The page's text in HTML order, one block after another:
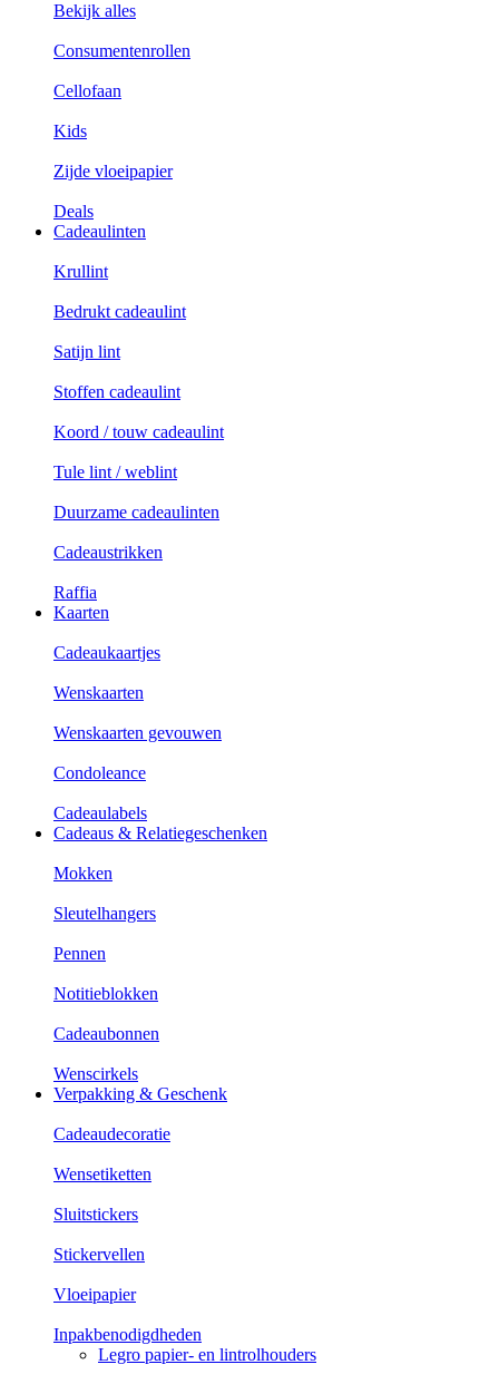
Bekijk alles
Consumentenrollen
Cellofaan
Kids
Zijde vloeipapier
Deals
Cadeaulinten
Krullint
Bedrukt cadeaulint
Satijn lint
Stoffen cadeaulint
Koord / touw cadeaulint
Tule lint / weblint
Duurzame cadeaulinten
Cadeaustrikken
Raffia
Kaarten
Cadeaukaartjes
Wenskaarten
Wenskaarten gevouwen
Condoleance
Cadeaulabels
Cadeaus & Relatiegeschenken
Mokken
Sleutelhangers
Pennen
Notitieblokken
Cadeaubonnen
Wenscirkels
Verpakking & Geschenk
Cadeaudecoratie
Wensetiketten
Sluitstickers
Stickervellen
Vloeipapier
Inpakbenodigdheden
Legro papier- en lintrolhouders